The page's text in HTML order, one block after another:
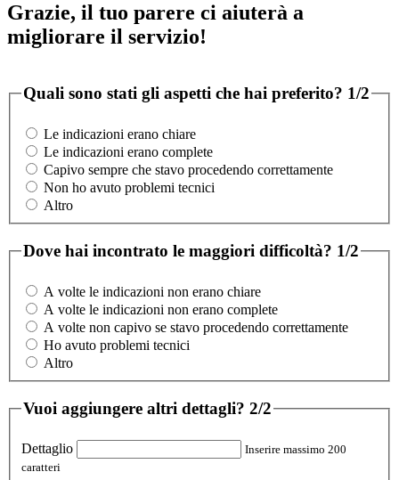
Grazie, il tuo parere ci aiuterà a
migliorare il servizio!
Quali sono stati gli aspetti che hai preferito? 1/2
Le indicazioni erano chiare
Le indicazioni erano complete
Capivo sempre che stavo procedendo correttamente
Non ho avuto problemi tecnici
Altro
Dove hai incontrato le maggiori difficoltà? 1/2
A volte le indicazioni non erano chiare
A volte le indicazioni non erano complete
A volte non capivo se stavo procedendo correttamente
Ho avuto problemi tecnici
Altro
Vuoi aggiungere altri dettagli? 2/2
Dettaglio
Inserire massimo 200
caratteri